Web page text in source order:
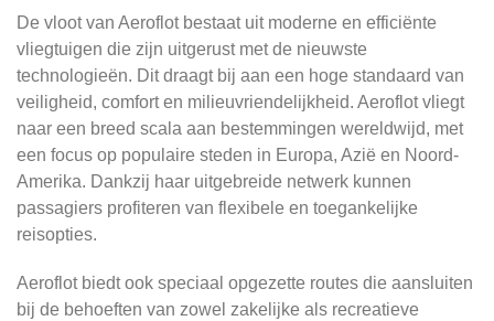
De vloot van Aeroflot bestaat uit moderne en efficiënte
vliegtuigen die zijn uitgerust met de nieuwste
technologieën. Dit draagt bij aan een hoge standaard van
veiligheid, comfort en milieuvriendelijkheid. Aeroflot vliegt
naar een breed scala aan bestemmingen wereldwijd, met
een focus op populaire steden in Europa, Azië en Noord-
Amerika. Dankzij haar uitgebreide netwerk kunnen
passagiers profiteren van flexibele en toegankelijke
reisopties.
Aeroflot biedt ook speciaal opgezette routes die aansluiten
bij de behoeften van zowel zakelijke als recreatieve